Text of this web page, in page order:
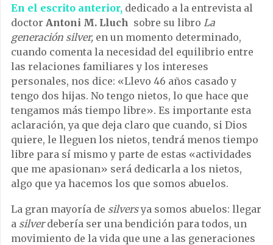
En el escrito anterior, dedicado a la entrevista al
doctor Antoni M. Lluch sobre su libro La
generación silver, en un momento determinado,
cuando comenta la necesidad del equilibrio entre
las relaciones familiares y los intereses
personales, nos dice: «Llevo 46 años casado y
tengo dos hijas. No tengo nietos, lo que hace que
tengamos más tiempo libre». Es importante esta
aclaración, ya que deja claro que cuando, si Dios
quiere, le lleguen los nietos, tendrá menos tiempo
libre para sí mismo y parte de estas «actividades
que me apasionan» será dedicarla a los nietos,
algo que ya hacemos los que somos abuelos.
La gran mayoría de silversya somos abuelos: llegar
a silverdebería ser una bendición para todos, un
movimiento de la vida que une a las generaciones